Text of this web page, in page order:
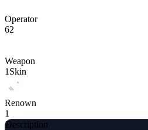
Operator
62
Weapon
1 Skin
Renown
1
Description